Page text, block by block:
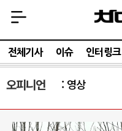
전체기사 이슈 인터링크
오피니언 영상